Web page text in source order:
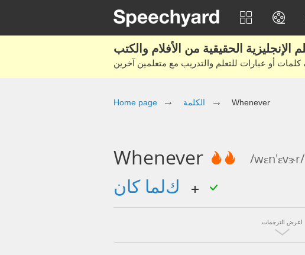
Home page الكلمة Whenever
Whenever /wɛn'ɛvɝr/
اعرض الترجمات